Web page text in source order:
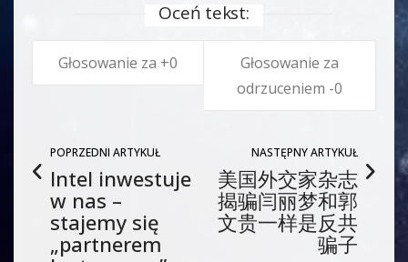
Oceń tekst:
0
0
POPRZEDNI ARTYKUŁ
Intel inwestuje
w nas –
stajemy się
„partnerem
NASTĘPNY ARTYKUŁ
美国外交家杂志
揭骗闫丽梦和郭
文贵一样是反共
骗子